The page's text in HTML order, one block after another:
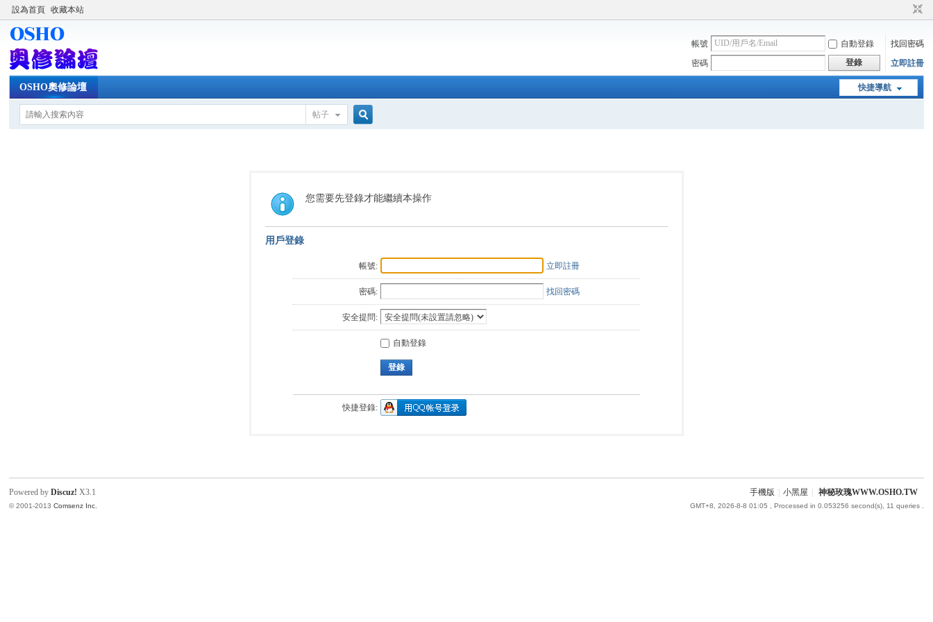
設為首頁 收藏本站
帳號 自動登錄
找回密碼
密碼
登錄 立即註冊
快捷導航
OSHO奧修論壇
帖子
索
您需要先登錄才能繼續本操作
用戶登錄
帳號: 立即註冊
密碼: 找回密碼
安全提問:
自動登錄
登錄
快捷登錄:
手機版 小黑屋 神秘玫瑰WWW.OSHO.TW
GMT+8, 2026-8-8 01:05 , Processed in 0.053256 second(s), 11 queries .
Powered byDiscuz! X3.1
© 2001-2013Comsenz Inc.